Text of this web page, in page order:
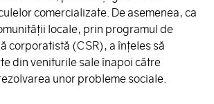
comercializate. De asemenea, ca
locale, prin programul de
corporatistă (CSR), a înţeles să
din veniturile sale înapoi către
unor probleme sociale.